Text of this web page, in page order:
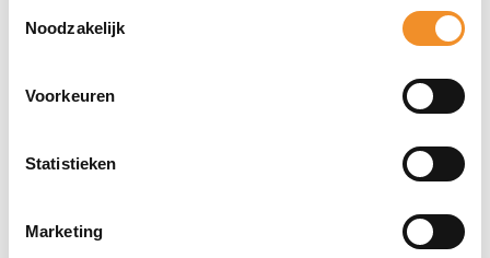
Noodzakelijk
Voorkeuren
Statistieken
Marketing
Bekijk ook eens deze producten